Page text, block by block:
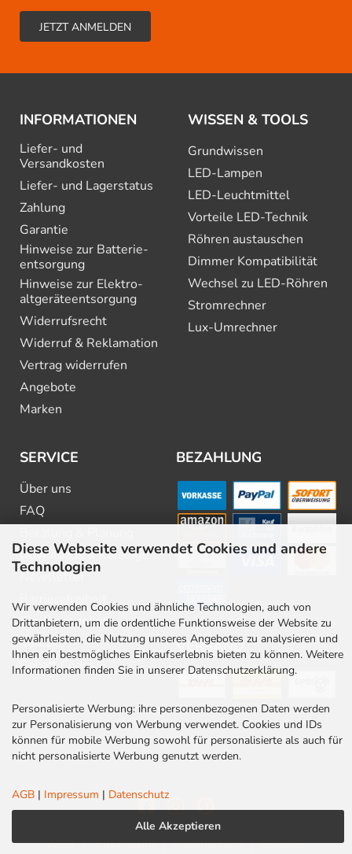
Diese Webseite verwendet Cookies und andere
Technologien
Wir verwenden Cookies und ähnliche Technologien, auch von
Drittanbietern, um die ordentliche Funktionsweise der Website zu
gewährleisten, die Nutzung unseres Angebotes zu analysieren und
Ihnen ein bestmögliches Einkaufserlebnis bieten zu können. Weitere
Informationen finden Sie in unserer Datenschutzerklärung.
Personalisierte Werbung: ihre personenbezogenen Daten werden
zur Personalisierung von Werbung verwendet. Cookies und IDs
können für mobile Werbung sowohl für personalisierte als auch für
nicht personalisierte Werbung genutzt werden.
AGB | Impressum | Datenschutz
Alle Akzeptieren
INFORMATIONEN
Liefer- und
Versandkosten
Liefer- und Lagerstatus
Zahlung
Garantie
Hinweise zur Batterie­
entsorgung
Hinweise zur Elektro­
altgeräte­entsorgung
Widerrufsrecht
Widerruf & Reklamation
Vertrag widerrufen
Angebote
Marken
WISSEN & TOOLS
Grundwissen
LED-Lampen
LED-Leuchtmittel
Vorteile LED-Technik
Röhren austauschen
Dimmer Kompatibilität
Wechsel zu LED-Röhren
Stromrechner
Lux-Umrechner
SERVICE
Über uns
FAQ
Downloads & Kataloge
Newsletter
Barrierefreiheit
Stellenangebote
Kontakt
Rabatt Codes
BEZAHLUNG
VERSAND
AGB | Impressum | Datenschutz | Cookies